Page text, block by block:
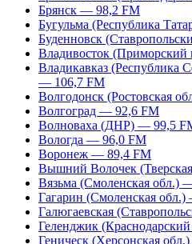
Брянск — 98,2 FM
Бугульма (Республика
Буденновск
Владивосток
Владикавказ (Республика
— 106,7 FM
Волгодонск (Ростовская
Волгоград — 92,6 FM
Волноваха (ДНР) — 99,5
Вологда — 96,0 FM
Воронеж — 89,4 FM
Вышний Волочек
Вязьма (Смоленская обл.)
Гагарин (Смоленская
Галюгаевская
Геленджик
Геническ (Херсонская